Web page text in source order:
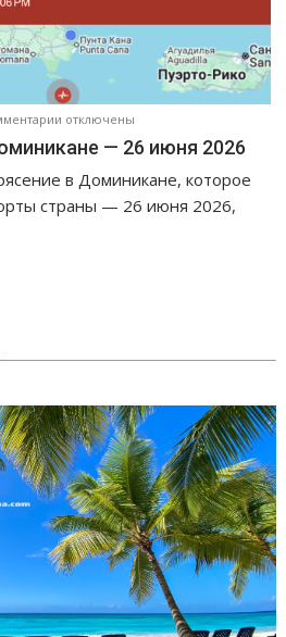
к
в
Доминикане
отключены
— 26 июня 2026
в Доминикане, которое
страны — 26 июня 2026,